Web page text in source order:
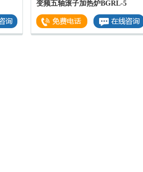
变频五轴滚子加热炉BGRL-5